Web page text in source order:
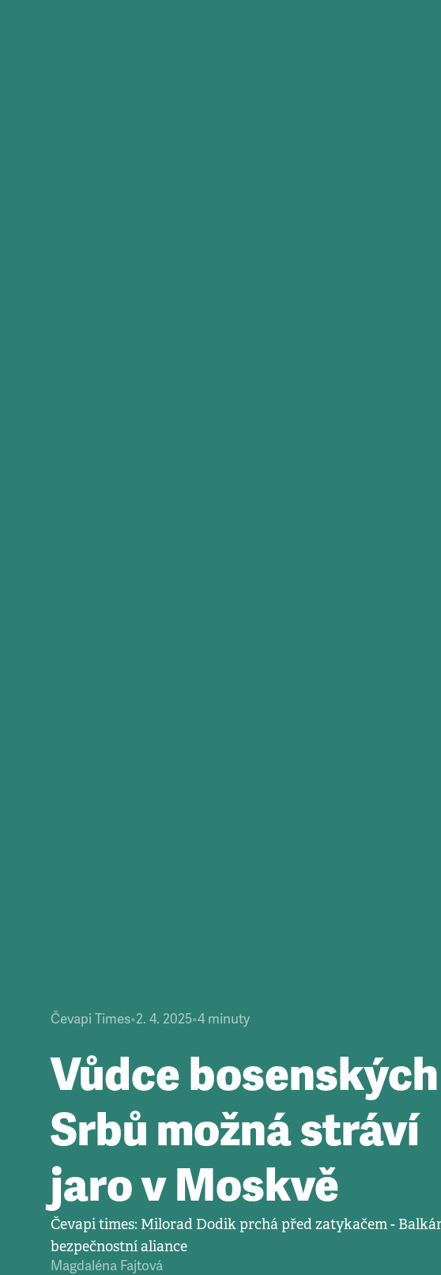
Čevapi Times•2. 4. 2025•4 minuty
Vůdce bosenských
Srbů možná stráví
jaro v Moskvě
Čevapi times: Milorad Dodik prchá před zatykačem -
bezpečnostní aliance
Magdaléna Fajtová